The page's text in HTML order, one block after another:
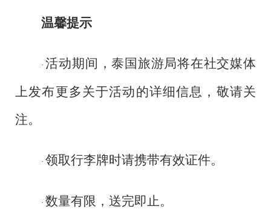
温馨提示
· 活动期间，泰国旅游局将在社交媒体
上发布更多关于活动的详细信息，敬请关
注。
· 领取行李牌时请携带有效证件。
· 数量有限，送完即止。